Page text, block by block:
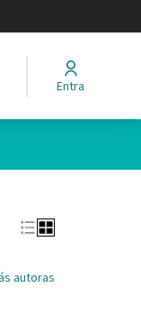
Entra
autoras